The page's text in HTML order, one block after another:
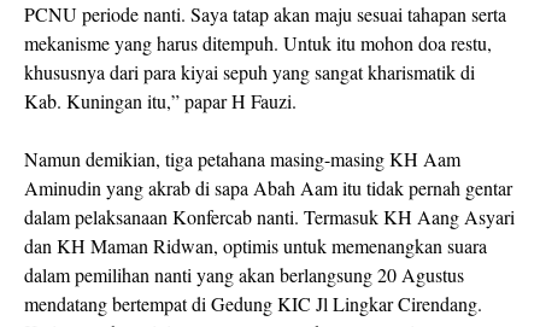
PCNU periode nanti. Saya tatap akan maju sesuai tahapan serta
mekanisme yang harus ditempuh. Untuk itu mohon doa restu,
khususnya dari para kiyai sepuh yang sangat kharismatik di
Kab. Kuningan itu,” papar H Fauzi.
Namun demikian, tiga petahana masing-masing KH Aam
Aminudin yang akrab di sapa Abah Aam itu tidak pernah gentar
dalam pelaksanaan Konfercab nanti. Termasuk KH Aang Asyari
dan KH Maman Ridwan, optimis untuk memenangkan suara
dalam pemilihan nanti yang akan berlangsung 20 Agustus
mendatang bertempat di Gedung KIC Jl Lingkar Cirendang.